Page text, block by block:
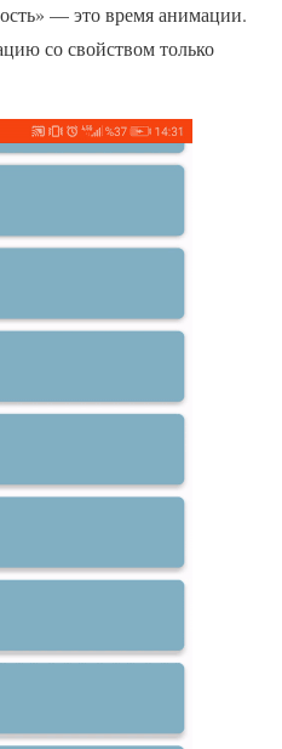
— это время анимации.
со свойством только